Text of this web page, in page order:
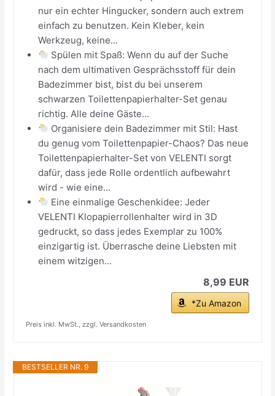
nur ein echter Hingucker, sondern auch extrem
einfach zu benutzen. Kein Kleber, kein
Werkzeug, keine...
Spülen mit Spaß: Wenn du auf der Suche
nach dem ultimativen Gesprächsstoff für dein
Badezimmer bist, bist du bei unserem
schwarzen Toilettenpapierhalter-Set genau
richtig. Alle deine Gäste...
Organisiere dein Badezimmer mit Stil: Hast
du genug vom Toilettenpapier-Chaos? Das neue
Toilettenpapierhalter-Set von VELENTI sorgt
dafür, dass jede Rolle ordentlich aufbewahrt
wird - wie eine...
Eine einmalige Geschenkidee: Jeder
VELENTI Klopapierrollenhalter wird in 3D
gedruckt, so dass jedes Exemplar zu 100%
einzigartig ist. Überrasche deine Liebsten mit
einem witzigen...
8,99 EUR
*Zu Amazon
Preis inkl. MwSt., zzgl. Versandkosten
BESTSELLER NR. 9